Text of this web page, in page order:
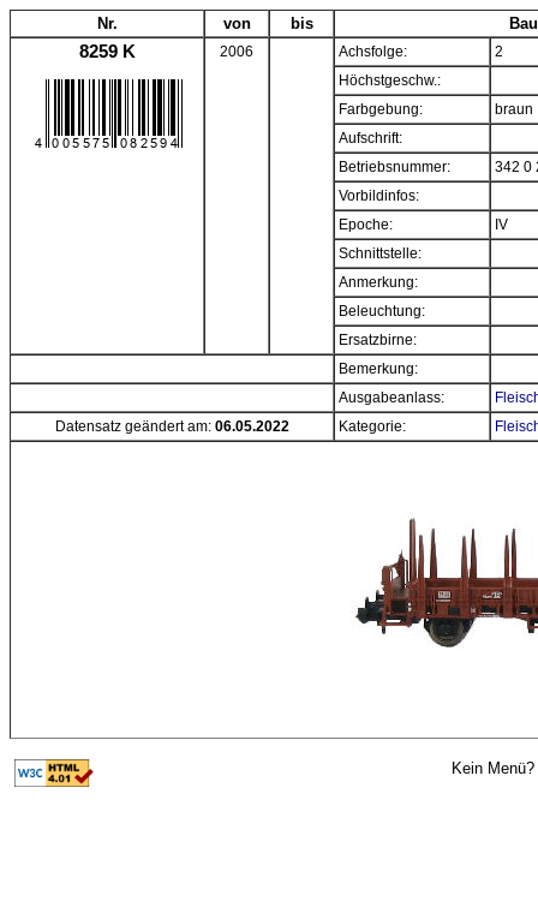
Nr. von bis
8259 K 2006 Achsfolge:
2
Höchstgeschw.:
Farbgebung:
braun
Aufschrift:
Betriebsnummer:
342 0
Vorbildinfos:
Epoche:
IV
Schnittstelle:
Anmerkung:
Beleuchtung:
Ersatzbirne:
Bemerkung:
Ausgabeanlass:
Datensatz geändert am: 06.05.2022 Kategorie:
Kein